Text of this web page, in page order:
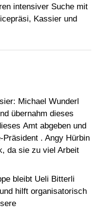
intensiver Suche mit
Kassier und
Michael Wunderl
übernahm dieses
Amt abgeben und
. Angy Hürbin
da sie zu viel Arbeit
bleibt Ueli Bitterli
hilft organisatorisch